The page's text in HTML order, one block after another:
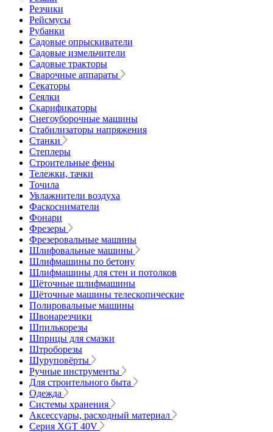
Резчики
Рейсмусы
Рубанки
Садовые опрыскиватели
Садовые измельчители
Садовые тракторы
Сварочные аппараты
Секаторы
Сеялки
Скарификаторы
Снегоуборочные машины
Стабилизаторы напряжения
Станки
Степлеры
Строительные фены
Тележки, тачки
Точила
Увлажнители воздуха
Фаскосниматели
Фонари
Фрезеры
Фрезеровальные машины
Шлифовальные машины
Шлифмашины по бетону
Шлифмашины для стен и потолков
Щёточные шлифмашины
Щёточные машины телескопические
Полировальные машины
Швонарезчики
Шпилькорезы
Шприцы для смазки
Штроборезы
Шуруповёрты
Ручные инструменты
Для строительного быта
Одежда
Системы хранения
Аксессуары, расходный материал
Серия XGT 40V